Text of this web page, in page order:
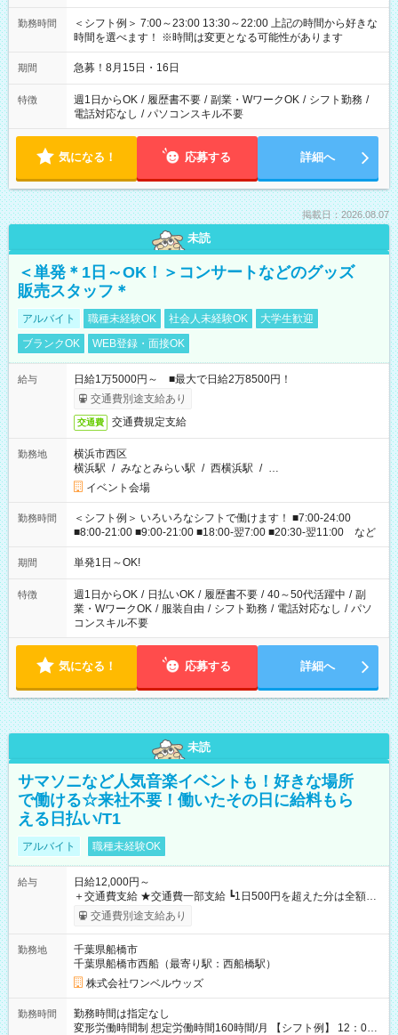
勤務時間
＜シフト例＞ 7:00～23:00 13:30～22:00 上記の時間から好きな
時間を選べます！ ※時間は変更となる可能性があります
期間 急募！8月15日・16日
特徴 週1日からOK / 履歴書不要 / 副業・WワークOK / シフト勤務 /
電話対応なし / パソコンスキル不要
気になる！ 応募する 詳細へ
掲載日：2026.08.07
未読
＜単発＊1日～OK！＞コンサートなどのグッズ
販売スタッフ＊
アルバイト 職種未経験OK 社会人未経験OK
大学生歓迎
ブランクOK
WEB登録・面接OK
給与
日給1万5000円～ ■最大で日給2万8500円！
交通費別途支給あり
交通費 交通費規定支給
勤務地
横浜市西区
横浜駅 / みなとみらい駅 / 西横浜駅 / …
イベント会場
勤務時間
＜シフト例＞ いろいろなシフトで働けます！ ■7:00-24:00
■8:00-21:00 ■9:00-21:00 ■18:00-翌7:00 ■20:30-翌11:00 など
期間 単発1日～OK!
特徴 週1日からOK / 日払いOK / 履歴書不要 / 40～50代活躍中 / 副
業・WワークOK / 服装自由 / シフト勤務 / 電話対応なし / パソ
コンスキル不要
気になる！ 応募する 詳細へ
未読
サマソニなど人気音楽イベントも！好きな場所
で働ける☆来社不要！働いたその日に給料もら
える日払い/T1
アルバイト 職種未経験OK
給与
日給12,000円～
＋交通費支給 ★交通費一部支給 ┗1日500円を超えた分は全額支
給！ ※往復500円以内の方は自己負担となります ★日払いOK！
（規定あり） ┗働いたその日に現金GET♪ お仕事後はコンビニ
なし
交通費別途支給あり
勤務地
千葉県船橋市
千葉県船橋市西船（最寄り駅：西船橋駅）
株式会社ワンベルウッズ
勤務時間
勤務時間は指定なし
変形労働時間制 想定労働時間160時間/月 【シフト例】 12：00